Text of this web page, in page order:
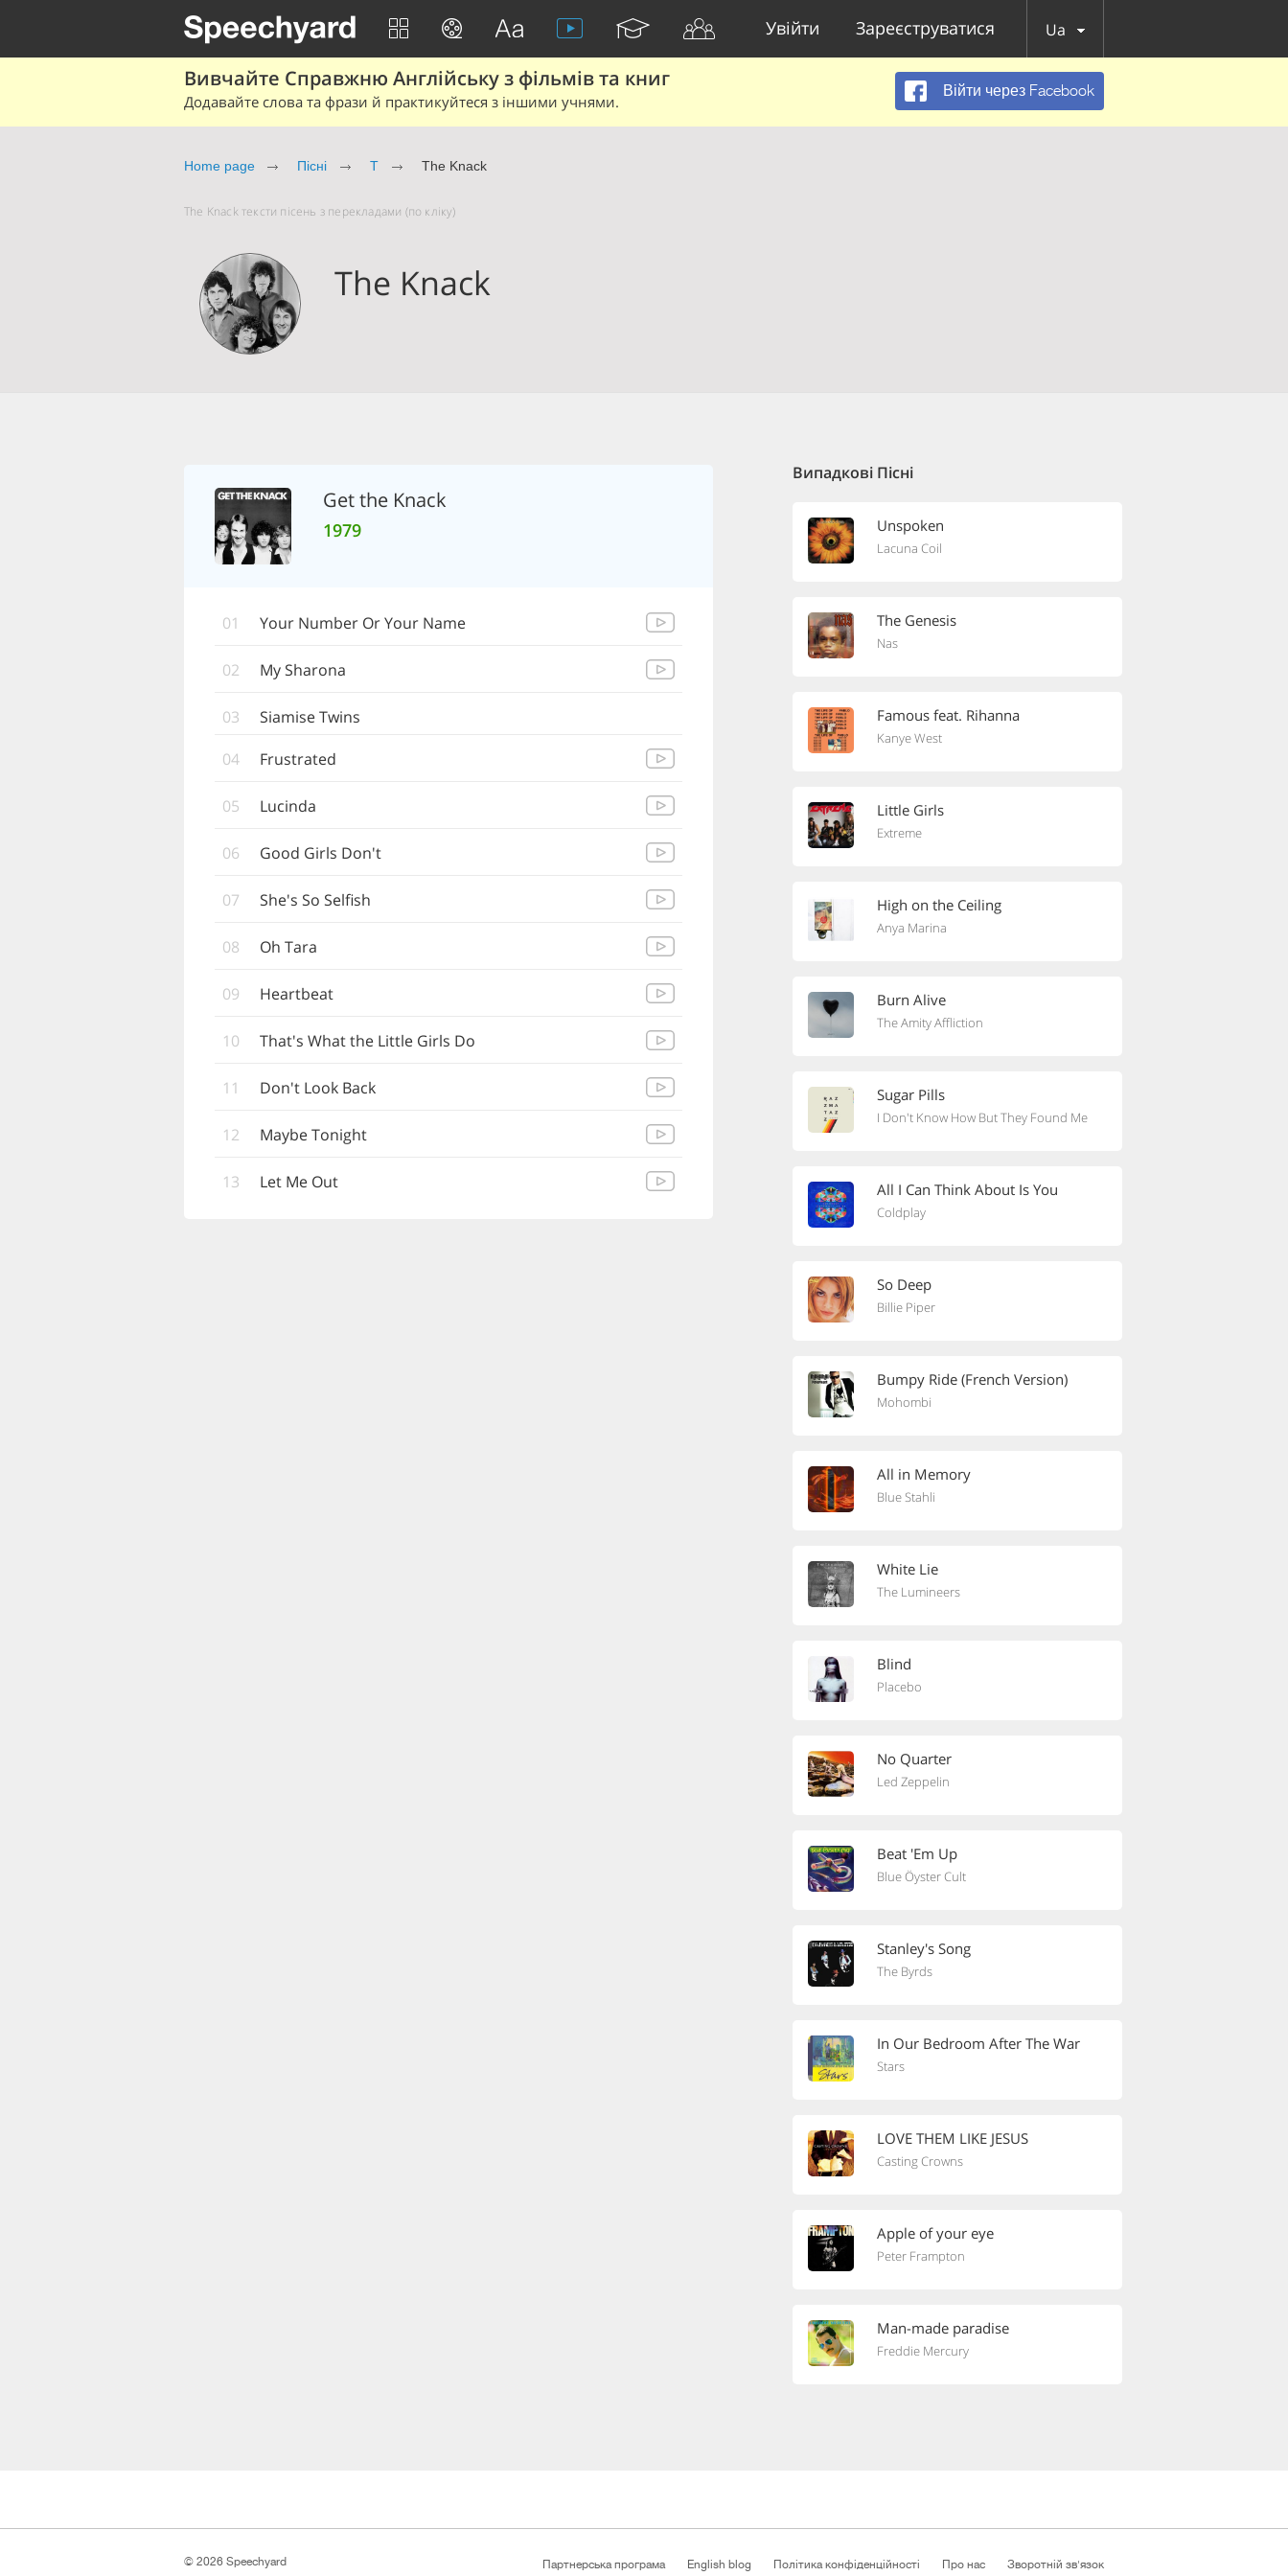
Увійти Зареєструватися Ua
Вивчайте Справжню Англійську з фільмів та книг
Додавайте слова та фрази й практикуйтеся з іншими учнями.
Війти через Facebook
Home page Пісні T The Knack
The Knack тексти пісень з перекладами (по кліку)
The Knack
Get the Knack
1979
01 Your Number Or Your Name
02 My Sharona
03
Siamise Twins
04
Frustrated
05 Lucinda
06 Good Girls Don't
07 She's So Selfish
08 Oh Tara
09 Heartbeat
10 That's What the Little Girls Do
11 Don't Look Back
12 Maybe Tonight
13 Let Me Out
Випадкові Пісні
Unspoken
Lacuna Coil
The Genesis
Nas
Famous feat. Rihanna
Kanye West
Little Girls
Extreme
High on the Ceiling
Anya Marina
Burn Alive
The Amity Affliction
Sugar Pills
I Don't Know How But They Found Me
All I Can Think About Is You
Coldplay
So Deep
Billie Piper
Bumpy Ride (French Version)
Mohombi
All in Memory
Blue Stahli
White Lie
The Lumineers
Blind
Placebo
No Quarter
Led Zeppelin
Beat 'Em Up
Blue Öyster Cult
Stanley's Song
The Byrds
In Our Bedroom After The War
Stars
LOVE THEM LIKE JESUS
Casting Crowns
Apple of your eye
Peter Frampton
Man-made paradise
Freddie Mercury
Партнерська програма English blog Політика конфіденційності Про нас Зворотній зв'язок
© 2026 Speechyard